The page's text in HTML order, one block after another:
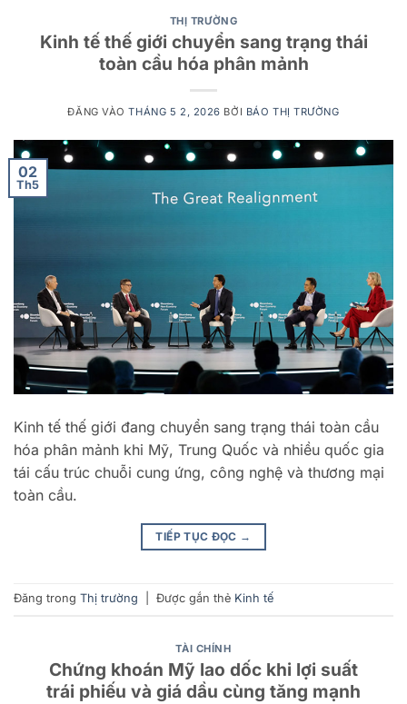
THỊ TRƯỜNG
Kinh tế thế giới chuyển sang trạng thái
toàn cầu hóa phân mảnh
ĐĂNG VÀOTHÁNG 5 2, 2026 BỞI BÁO THỊ TRƯỜNG
02
Th5
Kinh tế thế giới đang chuyển sang trạng thái toàn cầu
hóa phân mảnh khi Mỹ, Trung Quốc và nhiều quốc gia
tái cấu trúc chuỗi cung ứng, công nghệ và thương mại
toàn cầu.
TIẾP TỤC ĐỌC →
Đăng trong Thị trường Được gắn thẻ Kinh tế
TÀI CHÍNH
Chứng khoán Mỹ lao dốc khi lợi suất
trái phiếu và giá dầu cùng tăng mạnh